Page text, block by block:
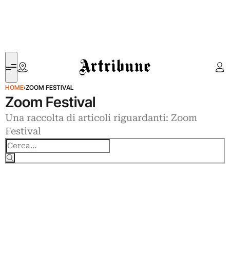
Artribune
HOME›ZOOM FESTIVAL
Zoom Festival
Una raccolta di articoli riguardanti: Zoom
Festival